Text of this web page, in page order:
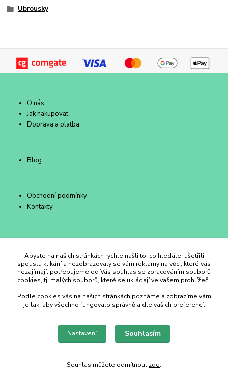
Ubrousky
O nás
Jak nakupovat
Doprava a platba
Blog
Obchodní podmínky
Kontakty
Duhový Ateliér Kroměříž
+420 734 258 002
duhovyatelier@email.cz
Abyste na našich stránkách rychle našli to, co hledáte, ušetřili
spoustu klikání a nezobrazovaly se vám reklamy na věci, které vás
nezajímají, potřebujeme od Vás souhlas se zpracováním souborů
cookies, tj. malých souborů, které se ukládají ve vašem prohlížeči.
Podle cookies vás na našich stránkách poznáme a zobrazíme vám
je tak, aby všechno fungovalo správně a dle vašich preferencí.
Nastavení Souhlasím
Souhlas můžete odmítnout zde.